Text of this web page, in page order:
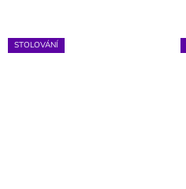
STOLOVÁNÍ